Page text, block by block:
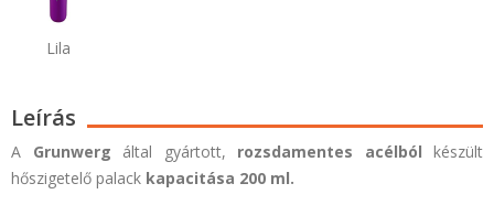
Lila
Leírás
A Grunwerg által gyártott, rozsdamentes acélból készült
hőszigetelő palack kapacitása 200 ml.